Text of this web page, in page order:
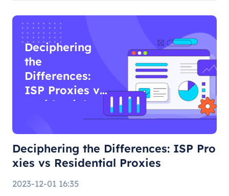
Deciphering
the
Differences:
ISP Proxies vs
Residential
Deciphering the Differences: ISP Pro
xies vs Residential Proxies
2023-12-01 16:35